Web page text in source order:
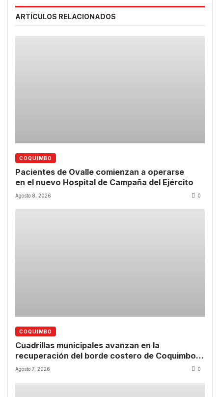
ARTÍCULOS RELACIONADOS
COQUIMBO
Pacientes de Ovalle comienzan a operarse
en el nuevo Hospital de Campaña del Ejército
Agosto 8, 2026 0
COQUIMBO
Cuadrillas municipales avanzan en la
recuperación del borde costero de Coquimbo
tras las lluvias
Agosto 7, 2026 0